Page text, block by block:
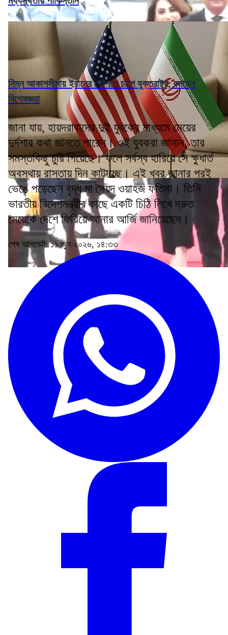
নিম্ন আকাশসীমায় ইরানের কৌশলে চাপে যুক্তরাষ্ট্র, বলছেন
বিশেষজ্ঞরা
জানা যায়, হায়দরাবাদের দুই যুবকের মাধ্যমে মেয়ের
দুর্দশার কথা জানতে পারেন। ওই যুবকরা জানান, তার
সমস্তকিছু চুরি গিয়েছে। ফলে সর্বস্ব হারিয়ে সে ক্ষুধার্ত
অবস্থায় রাস্তায় দিন কাটাচ্ছে। এই খবর জানার পরই
ভেঙে পড়েছেন বৃদ্ধ মা সৈয়দ ওয়াহজ ফতিমা। তিনি
ভারতীয় বিদেশমন্ত্রীর কাছে একটি চিঠি লিখে দ্রুত
মেয়েকে দেশে ফিরিয়ে আনার আর্জি জানিয়েছেন।
শেষ আপডেট: ১১ জুন ২০২৬, ১৪:৩৩